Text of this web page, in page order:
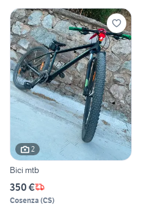
2
Bici mtb
350 €
Cosenza (CS)